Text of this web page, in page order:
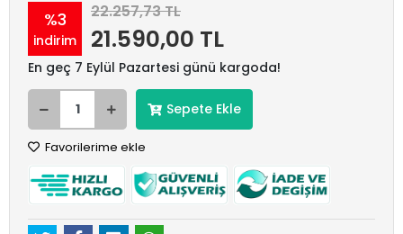
%3
indirim
22.257,73 TL
21.590,00 TL
En geç 7 Eylül Pazartesi günü kargoda!
Sepete Ekle
Favorilerime ekle